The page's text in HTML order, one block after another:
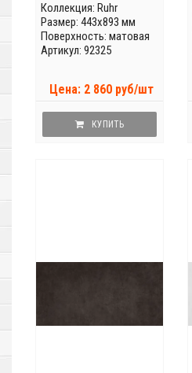
Коллекция: Ruhr
Размер: 443x893 мм
Поверхность: матовая
Артикул: 92325
Цена: 2 860 руб/шт
КУПИТЬ